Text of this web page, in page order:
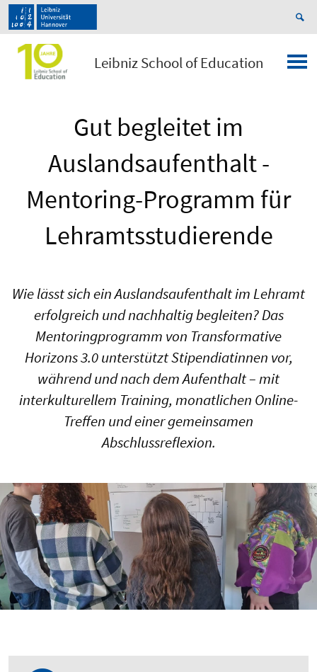
Leibniz School of Education
Gut begleitet im
Auslandsaufenthalt -
Mentoring-Programm für
Lehramtsstudierende
Wie lässt sich ein Auslandsaufenthalt im Lehramt
erfolgreich und nachhaltig begleiten? Das
Mentoringprogramm von Transformative
Horizons 3.0 unterstützt Stipendiatinnen vor,
während und nach dem Aufenthalt – mit
interkulturellem Training, monatlichen Online-
Treffen und einer gemeinsamen
Abschlussreflexion.